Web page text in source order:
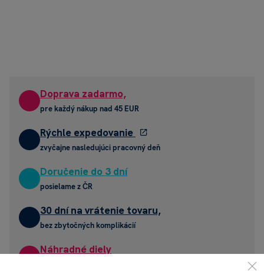
Doprava zadarmo,
pre každý nákup nad 45 EUR
Rýchle expedovanie
zvyčajne nasledujúci pracovný deň
Doručenie do 3 dní
posielame z ČR
30 dní na vrátenie tovaru,
bez zbytočných komplikácií
Náhradné diely